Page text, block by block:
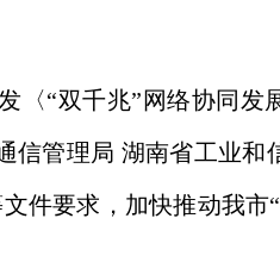
双千兆”网络协同发展
信管理局 湖南省工业
件要求，加快推动我